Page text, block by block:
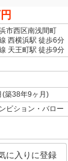
市西区南浅間町
西横浜駅 徒歩6分
天王町駅 徒歩9分
(築38年9ヶ月)
ビション・バロ
に入りに登録